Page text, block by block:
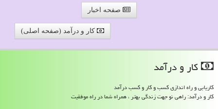
صفحه اخبار
کار و درآمد (صفحه اصلی)
كار و درآمد
کاریابی و راه اندازی کسب و کار و کسب درآمد
کار و درآمد: راهی نو جهت زندگی بهتر ، همراه شما در راه موفقیت